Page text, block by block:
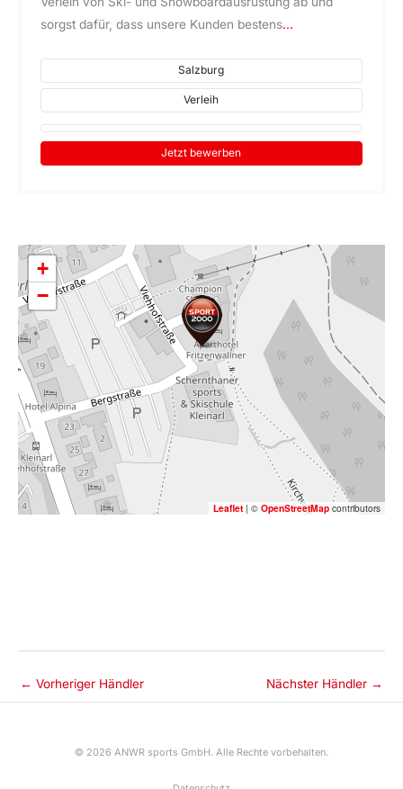
sorgst dafür, dass unsere Kunden bestens...
Salzburg
Verleih
Jetzt bewerben
+
−
Leaflet | © OpenStreetMap contributors
← Vorheriger Händler Nächster Händler →
© 2026 ANWR sports GmbH. Alle Rechte vorbehalten.